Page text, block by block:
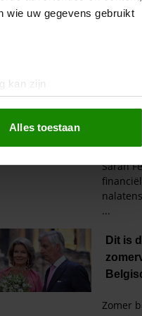
wie uw gegevens gebruikt
kan zijn
te bieden en om ons
partners voor social
die u aan ze heeft
met onze cookies als u
Alles toestaan